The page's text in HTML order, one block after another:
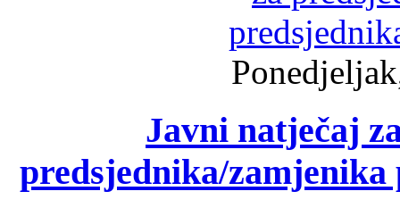
Javni natječaj
predsjednika/